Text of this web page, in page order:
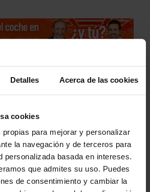
Detalles Acerca de las cookies
cookies
para mejorar y personalizar
la navegación y de terceros para
personalizada basada en intereses.
que admites su uso. Puedes
de consentimiento y cambiar la